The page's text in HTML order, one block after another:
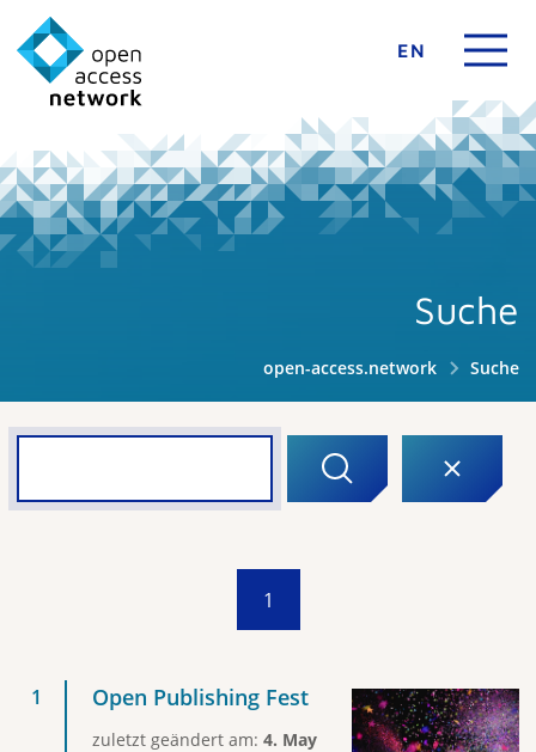
EN
Suche
open-access.network Suche
1
Open Publishing Fest
zuletzt geändert am: 4. May